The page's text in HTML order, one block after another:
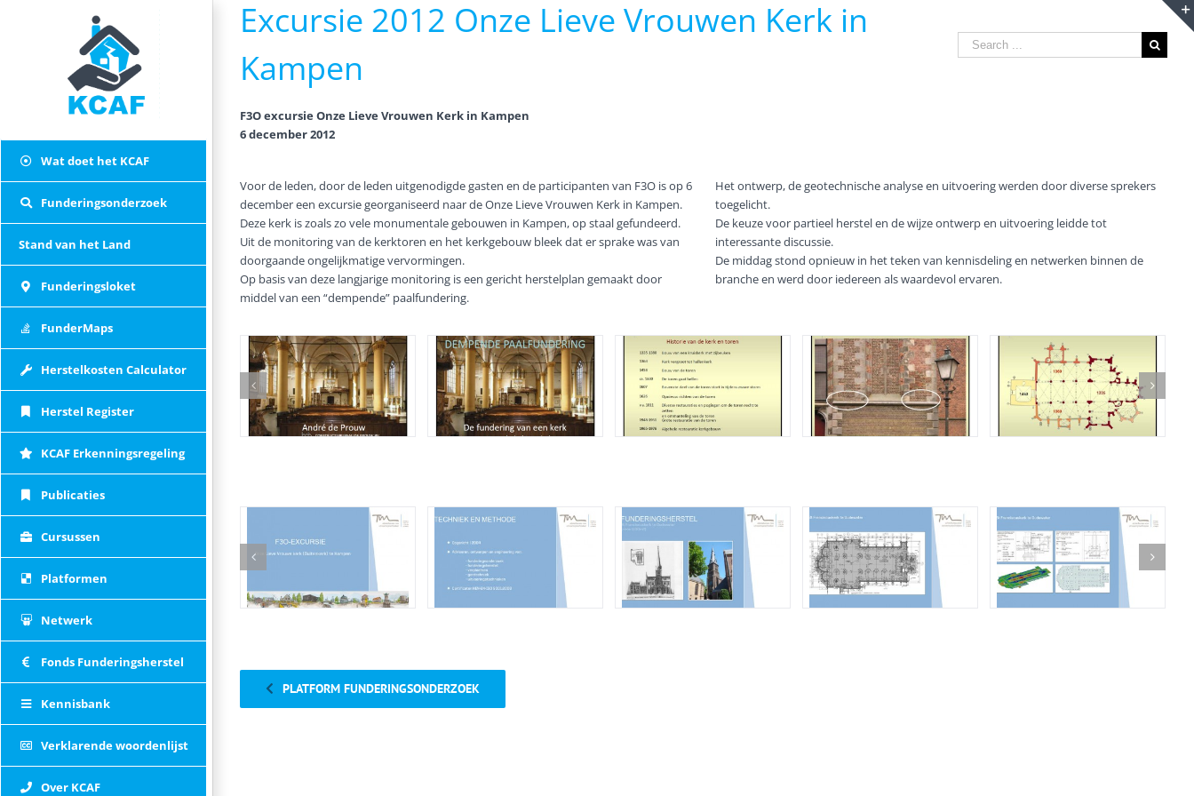
Wat doet het KCAF
Funderingsonderzoek
Stand van het Land
Funderingsloket
FunderMaps
Herstelkosten Calculator
Herstel Register
KCAF Erkenningsregeling
Publicaties
Cursussen
Platformen
Netwerk
Fonds Funderingsherstel
Kennisbank
Verklarende woordenlijst
Over KCAF
Excursie 2012 Onze Lieve Vrouwen Kerk in
Kampen
Search
for:
F3O excursieOnze Lieve Vrouwen Kerk in Kampen
6 december 2012
Voor de leden, door de leden uitgenodigde gasten en de participanten van F3O is op 6
december een excursie georganiseerd naar de Onze Lieve Vrouwen Kerk in Kampen.
Deze kerk is zoals zo vele monumentale gebouwen in Kampen, op staal gefundeerd.
Uit de monitoring van de kerktoren en het kerkgebouw bleek dat er sprake was van
doorgaande ongelijkmatige vervormingen.
Op basis van deze langjarige monitoring is een gericht herstelplan gemaakt door
middel van een “dempende” paalfundering.
Het ontwerp, de geotechnische analyse en uitvoering werden door diverse sprekers
toegelicht.
De keuze voor partieel herstel en de wijze ontwerp en uitvoering leidde tot
interessante discussie.
De middag stond opnieuw in het teken van kennisdeling en netwerken binnen de
branche en werd door iedereen als waardevol ervaren.
PLATFORM FUNDERINGSONDERZOEK